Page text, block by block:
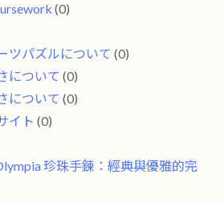
(0)
ツパズルについて (0)
について (0)
について (0)
イト (0)
珍珠手鍊：經典與優雅的完